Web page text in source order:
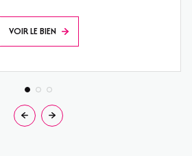
VOIR LE BIEN